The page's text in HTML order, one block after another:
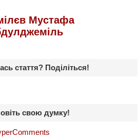
Мустафа
стаття? Поділіться!
свою думку!